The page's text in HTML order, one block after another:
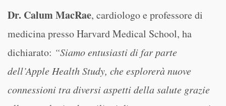
Dr. Calum MacRae, cardiologo e professore di
medicina presso Harvard Medical School, ha
dichiarato: “Siamo entusiasti di far parte
dell’Apple Health Study, che esplorerà nuove
connessioni tra diversi aspetti della salute grazie